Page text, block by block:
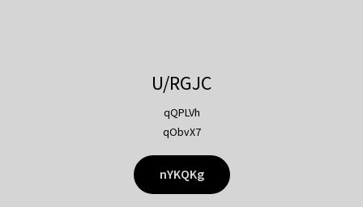
U/RGJC
qQPLVh
qObvX7
nYKQKg